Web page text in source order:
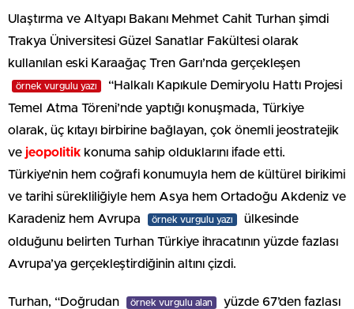
Ulaştırma ve Altyapı Bakanı Mehmet Cahit Turhan şimdi
Trakya Üniversitesi Güzel Sanatlar Fakültesi olarak
kullanılan eski Karaağaç Tren Garı’nda gerçekleşen
örnek vurgulu yazı
“Halkalı Kapıkule Demiryolu Hattı Projesi
Temel Atma Töreni’nde yaptığı konuşmada, Türkiye
olarak, üç kıtayı birbirine bağlayan, çok önemli jeostratejik
ve jeopolitik konuma sahip olduklarını ifade etti.
Türkiye’nin hem coğrafi konumuyla hem de kültürel birikimi
ve tarihi sürekliliğiyle hem Asya hem Ortadoğu Akdeniz ve
Karadeniz hem Avrupa
örnek vurgulu yazı
ülkesinde
olduğunu belirten Turhan Türkiye ihracatının yüzde fazlası
Avrupa’ya gerçekleştirdiğinin altını çizdi.
Turhan, “Doğrudan örnek vurgulu alan
yüzde 67’den fazlası